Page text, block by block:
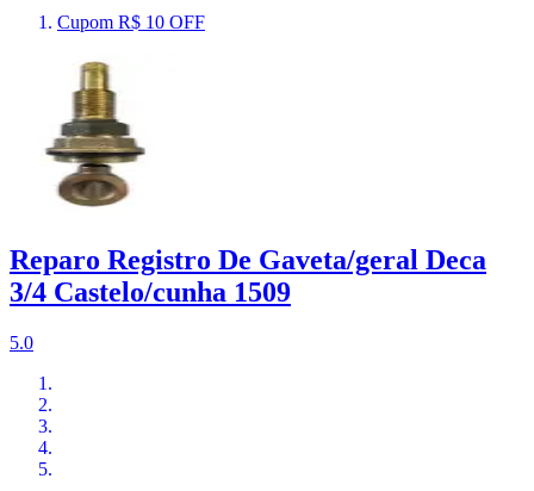
Cupom R$ 10 OFF
Reparo Registro De Gaveta/geral Deca
3/4 Castelo/cunha 1509
5.0